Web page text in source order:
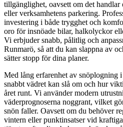
tillgänglighet, oavsett om det
eller verksamhetens parkering.
investering i både trygghet och
oro för insnöade bilar, halkolyckor
Vi erbjuder snabb, pålitlig och
Runmarö, så att du kan slappna av
sätter stopp för dina planer.
Med lång erfarenhet av snöplogning
snabbt vädret kan slå om och hur
året runt. Vi använder modern
väderprognoserna noggrant, vilket
snön faller. Oavsett om du behöver
vintern eller punktinsatser vid